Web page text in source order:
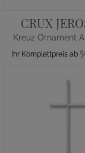
CRUX
Kreuz Ornament
Ihr Komplettpreis ab